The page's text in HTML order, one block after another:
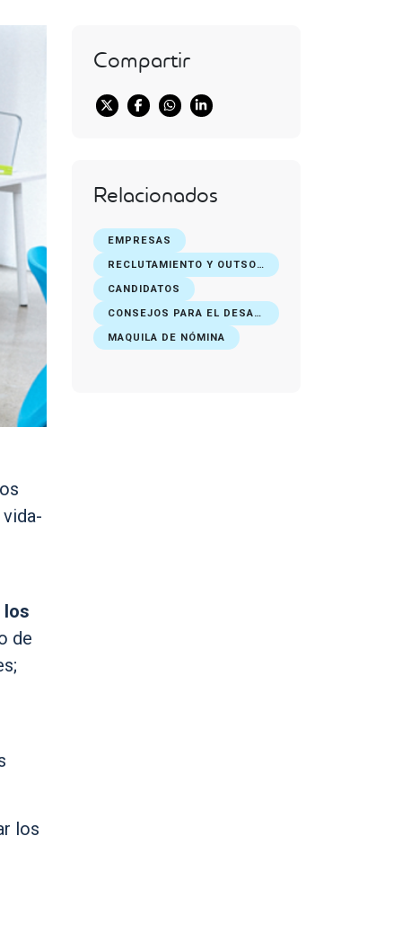
los
de
los
Compartir
Relacionados
EMPRESAS
RECLUTAMIENTO Y OUTSOURCING DE PERSONAL
CANDIDATOS
CONSEJOS PARA EL DESARROLLO PROFESIONAL
MAQUILA DE NÓMINA